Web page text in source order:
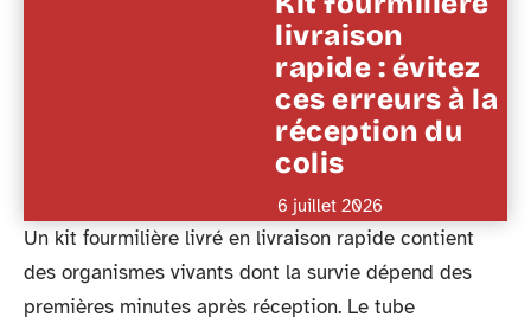
livraison
rapide : évitez
ces erreurs à la
réception du
colis
6 juillet 2026
Un kit fourmilière livré en livraison rapide contient
des organismes vivants dont la survie dépend des
premières minutes après réception. Le tube